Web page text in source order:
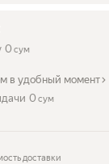
0 сум
в удобный момент
0 сум
доставки